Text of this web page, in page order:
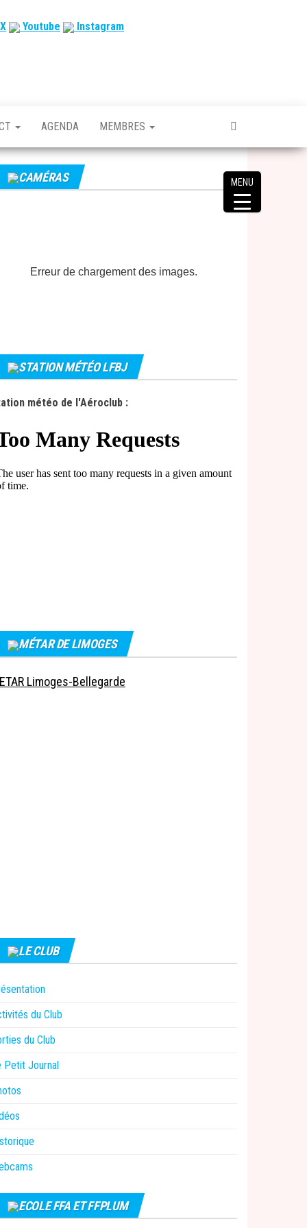
Youtube Instagram
AGENDA MEMBRES
CAMÉRAS
Erreur de chargement des images.
STATION MÉTÉO LFBJ
météo de l'Aéroclub :
MÉTAR DE LIMOGES
Limoges-Bellegarde
LE CLUB
du Club
du Club
Petit Journal
ECOLE FFA ET FFPLUM
MENU